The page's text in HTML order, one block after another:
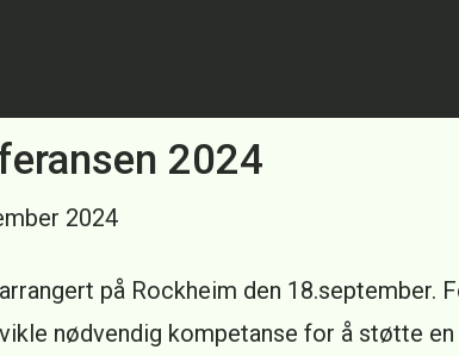
2024
2024
på Rockheim den 18.september.
nødvendig kompetanse for å støtte